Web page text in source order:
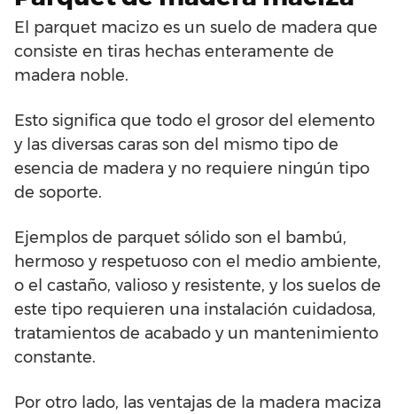
El parquet macizo es un suelo de madera que
consiste en tiras hechas enteramente de
madera noble.
Esto significa que todo el grosor del elemento
y las diversas caras son del mismo tipo de
esencia de madera y no requiere ningún tipo
de soporte.
Ejemplos de parquet sólido son el bambú,
hermoso y respetuoso con el medio ambiente,
o el castaño, valioso y resistente, y los suelos de
este tipo requieren una instalación cuidadosa,
tratamientos de acabado y un mantenimiento
constante.
Por otro lado, las ventajas de la madera maciza